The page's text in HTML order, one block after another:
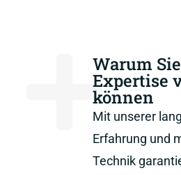
Warum
Expertise
können
Mit unserer
Erfahrung und
Technik